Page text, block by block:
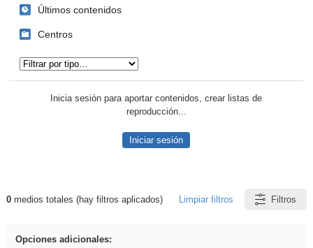
Últimos contenidos
Centros
Inicia sesión para aportar contenidos, crear listas de
reproducción...
Iniciar sesión
Resultados de: pronunciation
0medios totales (hay filtros aplicados) Limpiar filtros Filtros
Opciones adicionales: